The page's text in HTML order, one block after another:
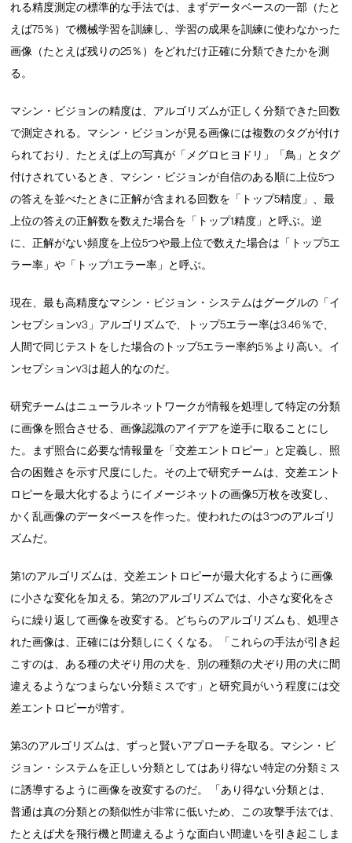
れる精度測定の標準的な手法では、まずデータベースの一部（たと
えば75％）で機械学習を訓練し、学習の成果を訓練に使わなかった
画像（たとえば残りの25％）をどれだけ正確に分類できたかを測
る。
マシン・ビジョンの精度は、アルゴリズムが正しく分類できた回数
で測定される。マシン・ビジョンが見る画像には複数のタグが付け
られており、たとえば上の写真が「メグロヒヨドリ」「鳥」とタグ
付けされているとき、マシン・ビジョンが自信のある順に上位5つ
の答えを並べたときに正解が含まれる回数を「トップ5精度」、最
上位の答えの正解数を数えた場合を「トップ1精度」と呼ぶ。逆
に、正解がない頻度を上位5つや最上位で数えた場合は「トップ5エ
ラー率」や「トップ1エラー率」と呼ぶ。
現在、最も高精度なマシン・ビジョン・システムはグーグルの「イ
ンセプションv3」アルゴリズムで、トップ5エラー率は3.46％で、
人間で同じテストをした場合のトップ5エラー率約5％より高い。イ
ンセプションv3は超人的なのだ。
研究チームはニューラルネットワークが情報を処理して特定の分類
に画像を照合させる、画像認識のアイデアを逆手に取ることにし
た。まず照合に必要な情報量を「交差エントロピー」と定義し、照
合の困難さを示す尺度にした。その上で研究チームは、交差エント
ロピーを最大化するようにイメージネットの画像5万枚を改変し、
かく乱画像のデータベースを作った。使われたのは3つのアルゴリ
ズムだ。
第1のアルゴリズムは、交差エントロピーが最大化するように画像
に小さな変化を加える。第2のアルゴリズムでは、小さな変化をさ
らに繰り返して画像を改変する。どちらのアルゴリズムも、処理さ
れた画像は、正確には分類しにくくなる。「これらの手法が引き起
こすのは、ある種の犬ぞり用の犬を、別の種類の犬ぞり用の犬に間
違えるようなつまらない分類ミスです」と研究員がいう程度には交
差エントロピーが増す。
第3のアルゴリズムは、ずっと賢いアプローチを取る。マシン・ビ
ジョン・システムを正しい分類としてはあり得ない特定の分類ミス
に誘導するように画像を改変するのだ。 「あり得ない分類とは、
普通は真の分類との類似性が非常に低いため、この攻撃手法では、
たとえば犬を飛行機と間違えるような面白い間違いを引き起こしま